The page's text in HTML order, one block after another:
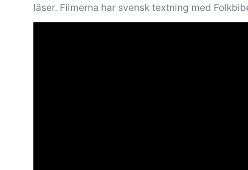
läser. Filmerna har svensk textning med